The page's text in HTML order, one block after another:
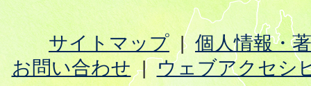
サイトマップ
個人情報・
お問い合わせ
ウェブアクセシ